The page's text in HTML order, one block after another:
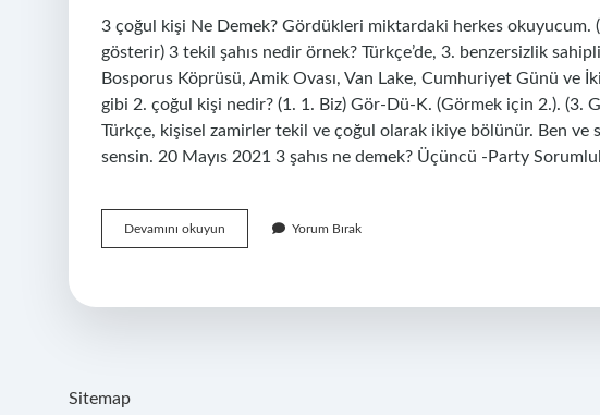
3 çoğul kişi Ne Demek? Gördükleri miktardaki herkes
gösterir) 3 tekil şahıs nedir örnek? Türkçe’de, 3. benzersizlik
Bosporus Köprüsü, Amik Ovası, Van Lake, Cumhuriyet Günü ve
gibi 2. çoğul kişi nedir? (1. 1. Biz) Gör-Dü-K. (Görmek için 2.). (3.
Türkçe, kişisel zamirler tekil ve çoğul olarak ikiye bölünür. Ben ve
sensin. 20 Mayıs 2021 3 şahıs ne demek? Üçüncü -Party
Devamını okuyun
Çoğul
Yorum Bırak
Sitemap